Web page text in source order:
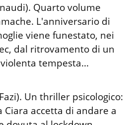
Quarto volume
L'anniversario di
viene funestato, nei
dal ritrovamento di un
tempesta...
Un thriller psicologico:
Ciara accetta di andare a